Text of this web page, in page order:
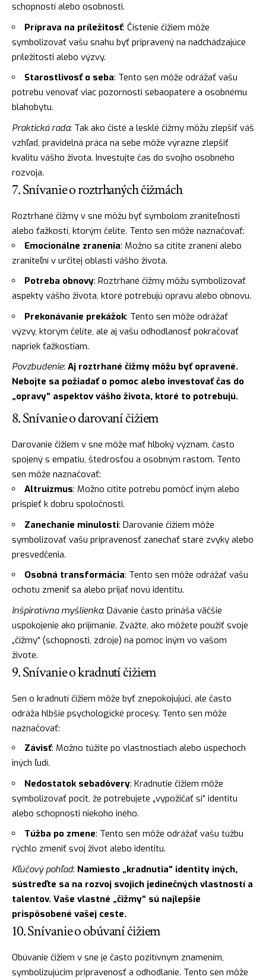
schopností alebo osobnosti.
Príprava na príležitosť: Čistenie čižiem môže
symbolizovať vašu snahu byť pripravený na nadchádzajúce
príležitosti alebo výzvy.
Starostlivosť o seba: Tento sen môže odrážať vašu
potrebu venovať viac pozornosti sebaopatere a osobnému
blahobytu.
Praktická rada: Tak ako čisté a lesklé čižmy môžu zlepšiť váš
vzhľad, pravidelná práca na sebe môže výrazne zlepšiť
kvalitu vášho života. Investujte čas do svojho osobného
rozvoja.
7. Snívanie o roztrhaných čižmách
Roztrhané čižmy v sne môžu byť symbolom zraniteľnosti
alebo ťažkostí, ktorým čelíte. Tento sen môže naznačovať:
Emocionálne zranenia: Možno sa cítite zranení alebo
zraniteľní v určitej oblasti vášho života.
Potreba obnovy: Roztrhané čižmy môžu symbolizovať
aspekty vášho života, ktoré potrebujú opravu alebo obnovu.
Prekonávanie prekážok: Tento sen môže odrážať
výzvy, ktorým čelíte, ale aj vašu odhodlanosť pokračovať
napriek ťažkostiam.
Povzbudenie: Aj roztrhané čižmy môžu byť opravené.
Nebojte sa požiadať o pomoc alebo investovať čas do
„opravy“ aspektov vášho života, ktoré to potrebujú.
8. Snívanie o darovaní čižiem
Darovanie čižiem v sne môže mať hlboký význam, často
spojený s empatiu, štedrosťou a osobným rastom. Tento
sen môže naznačovať:
Altruizmus: Možno cítite potrebu pomôcť iným alebo
prispieť k dobru spoločnosti.
Zanechanie minulosti: Darovanie čižiem môže
symbolizovať vašu pripravenosť zanechať staré zvyky alebo
presvedčenia.
Osobná transformácia: Tento sen môže odrážať vašu
ochotu zmeniť sa alebo prijať novú identitu.
Inšpiratívna myšlienka: Dávanie často prináša väčšie
uspokojenie ako prijímanie. Zvážte, ako môžete použiť svoje
„čižmy“ (schopnosti, zdroje) na pomoc iným vo vašom
živote.
9. Snívanie o kradnutí čižiem
Sen o kradnutí čižiem môže byť znepokojujúci, ale často
odráža hlbšie psychologické procesy. Tento sen môže
naznačovať:
Závisť: Možno túžite po vlastnostiach alebo úspechoch
iných ľudí.
Nedostatok sebadôvery: Kradnutie čižiem môže
symbolizovať pocit, že potrebujete „vypožičať si“ identitu
alebo schopnosti niekoho iného.
Túžba po zmene: Tento sen môže odrážať vašu túžbu
rýchlo zmeniť svoj život alebo identitu.
Kľúčový pohľad: Namiesto „kradnutia“ identity iných,
sústreďte sa na rozvoj svojich jedinečných vlastností a
talentov. Vaše vlastné „čižmy“ sú najlepšie
prispôsobené vašej ceste.
10. Snívanie o obúvaní čižiem
Obúvanie čižiem v sne je často pozitívnym znamením,
symbolizujúcim pripravenosť a odhodlanie. Tento sen môže